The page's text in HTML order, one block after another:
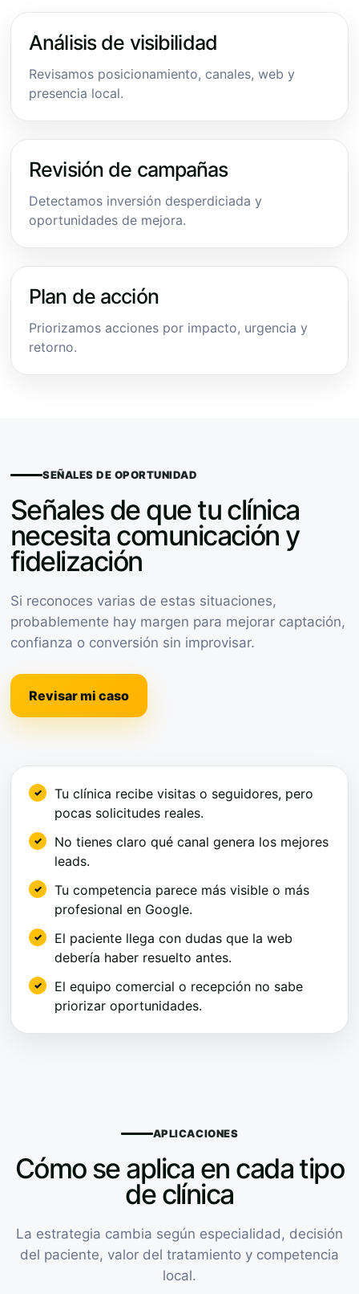
Análisis de visibilidad
Revisamos posicionamiento, canales, web y
presencia local.
Revisión de campañas
Detectamos inversión desperdiciada y
oportunidades de mejora.
Plan de acción
Priorizamos acciones por impacto, urgencia y
retorno.
SEÑALES DE OPORTUNIDAD
Señales de que tu clínica
necesita comunicación y
fidelización
Si reconoces varias de estas situaciones,
probablemente hay margen para mejorar captación,
confianza o conversión sin improvisar.
Revisar mi caso
Tu clínica recibe visitas o seguidores, pero
pocas solicitudes reales.
No tienes claro qué canal genera los mejores
leads.
Tu competencia parece más visible o más
profesional en Google.
El paciente llega con dudas que la web
debería haber resuelto antes.
El equipo comercial o recepción no sabe
priorizar oportunidades.
APLICACIONES
Cómo se aplica en cada tipo
de clínica
La estrategia cambia según especialidad, decisión
del paciente, valor del tratamiento y competencia
local.